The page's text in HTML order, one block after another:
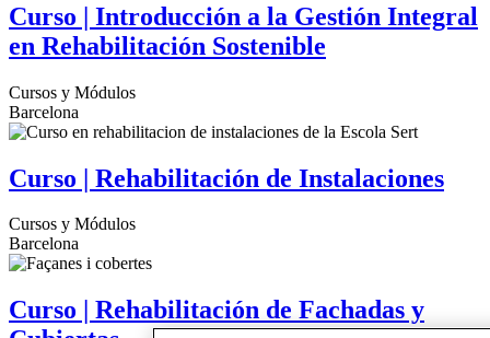
Curso | Introducción a la Gestión Integral
en Rehabilitación Sostenible
Cursos y Módulos
Barcelona
Curso | Rehabilitación de Instalaciones
Cursos y Módulos
Barcelona
Curso | Rehabilitación de Fachadas y